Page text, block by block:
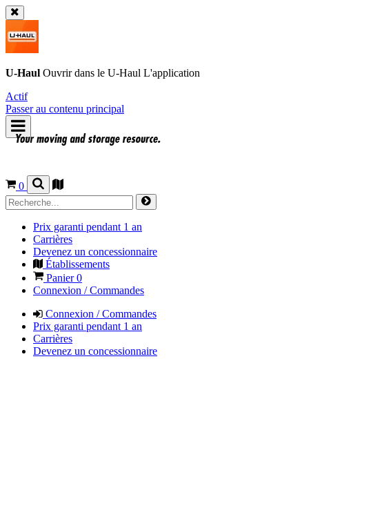
U-Haul Ouvrir dans le U-Haul L'application
Actif
Passer au contenu principal
0
Prix garanti pendant 1 an
Carrières
Devenez un concessionnaire
Établissements
Panier0
Connexion / Commandes
Connexion / Commandes
Prix garanti pendant 1 an
Carrières
Devenez un concessionnaire